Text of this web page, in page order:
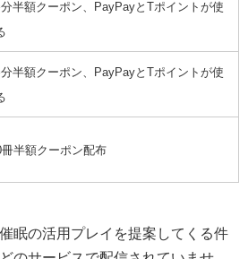
半額クーポン、PayPayとTポイントが使
分半額クーポン、PayPayとTポイントが使
冊半額クーポン配布
眠の活用プレイを提案してくる件